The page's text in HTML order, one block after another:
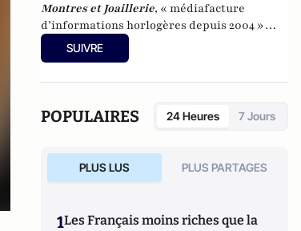
Montres et Joaillerie, « médiafacture
d’informations horlogères depuis 2004 »
(site d’informations basé à Genève : 0 %
publicité-100 % liberté), spécialiste du
SUIVRE
POPULAIRES 24 Heures 7 Jours
PLUS LUS PLUS PARTAGES
1Les Français moins riches que la